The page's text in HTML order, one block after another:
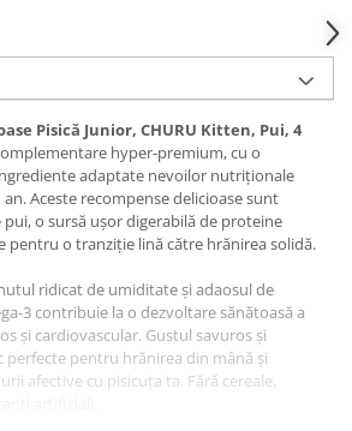
Pisici
Pisică Junior, CHURU Kitten, Pui, 4
hyper-premium, cu o
adaptate nevoilor nutriționale
Aceste recompense delicioase sunt
o sursă ușor digerabilă de proteine
pentru o tranziție lină către hrănirea solidă.
ridicat de umiditate și adaosul de
3 contribuie la o dezvoltare sănătoasă a
și cardiovascular. Gustul savuros și
perfecte pentru hrănirea din mână și
afective cu pisicuța ta. Fără cereale,